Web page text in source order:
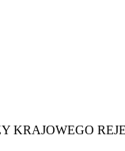
KRAJOWEGO